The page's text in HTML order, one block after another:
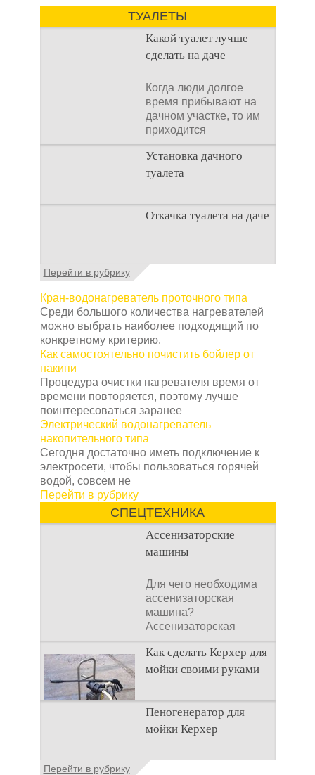
домах и на загородных
ТУАЛЕТЫ
Какой туалет лучше
сделать на даче
Когда люди долгое
время прибывают на
дачном участке, то им
приходится
подстраивать все
условия
Установка дачного
туалета
Наличие туалета на
даче не является
многие люди думают,
Откачка туалета на даче
Туалет на даче – это
которая изначально
строится на дачном
участке. Она может
Перейти в рубрику
Кран-водонагреватель проточного типа
Среди большого количества нагревателей
можно выбрать наиболее подходящий по
конкретному критерию.
Как самостоятельно почистить бойлер от
накипи
Процедура очистки нагревателя время от
времени повторяется, поэтому лучше
поинтересоваться заранее
Электрический водонагреватель
накопительного типа
Сегодня достаточно иметь подключение к
электросети, чтобы пользоваться горячей
водой, совсем не
Перейти в рубрику
СПЕЦТЕХНИКА
Ассенизаторские
машины
Для чего необходима
ассенизаторская
машина?
Ассенизаторская
машина используется
для того, чтобы
Как сделать Керхер для
мойки своими руками
Общие сведения о
мойках высокого
давления Мойка
это моечное
Пеногенератор для
мойки Керхер
Общие сведения
Перейти в рубрику